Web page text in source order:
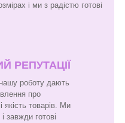
і ми з радістю готові
РЕПУТАЦІЇ
роботу дають
про
якість товарів. Ми
завжди готові